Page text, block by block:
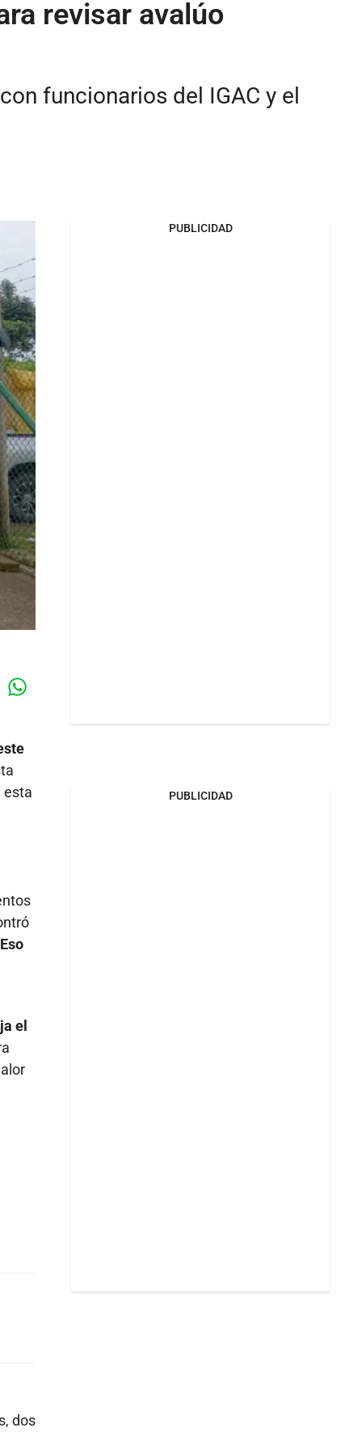
revisar avalúo
funcionarios del IGAC y el
esta
Eso
el
dos
PUBLICIDAD
PUBLICIDAD